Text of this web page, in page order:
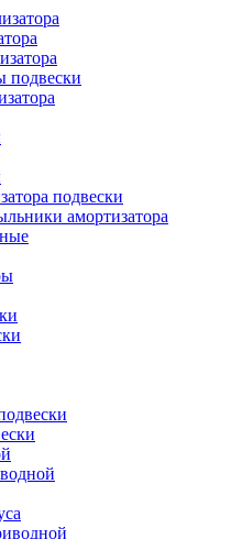
подвески
подвески
амортизатора